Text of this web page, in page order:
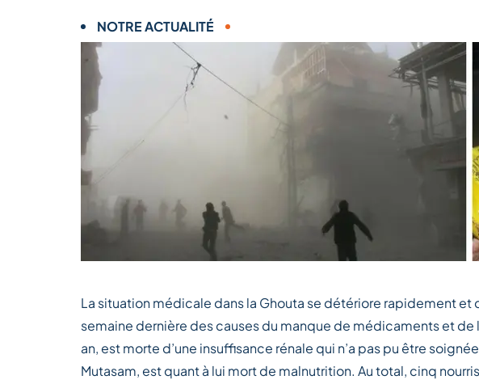
NOTRE ACTUALITÉ
La situation médicale dans la Ghouta se détériore rapidement et
semaine dernière des causes du manque de médicaments et de
an, est morte d’une insuffisance rénale qui n’a pas pu être
Mutasam, est quant à lui mort de malnutrition. Au total, cinq